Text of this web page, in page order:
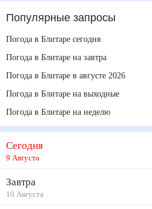
Популярные запросы
Погода в Блитаре сегодня
Погода в Блитаре на завтра
Погода в Блитаре в августе 2026
Погода в Блитаре на выходные
Погода в Блитаре на неделю
Сегодня
9 Августа
Завтра
10 Августа